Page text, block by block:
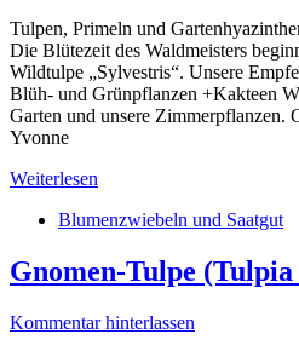
Tulpen, Primeln und
Die Blütezeit des Waldmeisters
Wildtulpe „Sylvestris“. Unsere
Blüh- und Grünpflanzen +Kakteen
Garten und unsere Zimmerpflanzen.
Yvonne
Weiterlesen
Blumenzwiebeln und Saatgut
Gnomen-Tulpe
Kommentar hinterlassen